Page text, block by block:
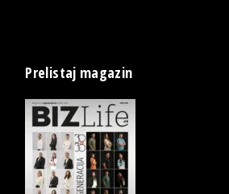
Prelistaj magazin